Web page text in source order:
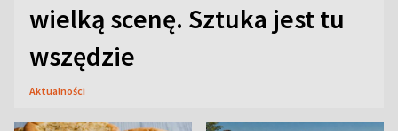
wielką scenę. Sztuka jest tu
wszędzie
Aktualności